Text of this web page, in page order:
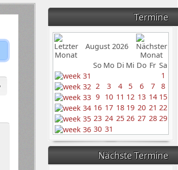
Termine
August 2026
So Mo Di Mi Do Fr Sa
1
2
3 4 5 6 7
8
9 10 11 12 13 14 15
16 17 18 19 20 21 22
23 24 25 26 27 28 29
30 31
Nächste Termine
Passwort anzeigen